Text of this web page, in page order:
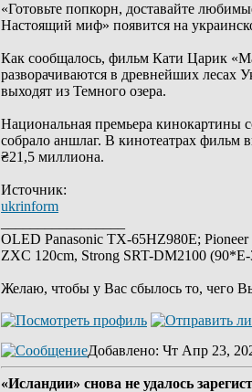
«Готовьте попкорн, доставайте
Настоящий миф» появится на
Как сообщалось, фильм Кати Царик
разворачиваются в древнейших лесах
выходят из Темного озера.
Национальная премьера кинокартины
собрало аншлаг. В кинотеатрах фильм
₴21,5 миллиона.
Источник:
ukrinform
OLED Panasonic TX-65HZ980E;
ZXC 120cm, Strong SRT-DM2100
Желаю, чтобы у Вас сбылось то, чего
Добавлено: Чт Апр 23,
«Исландии» снова не удалось